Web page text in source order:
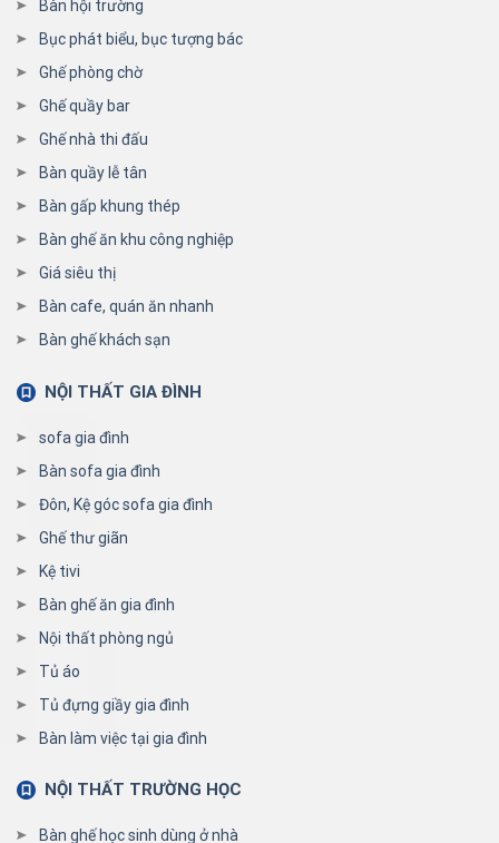
Bàn hội trường
Bục phát biểu, bục tượng bác
Ghế phòng chờ
Ghế quầy bar
Ghế nhà thi đấu
Bàn quầy lễ tân
Bàn gấp khung thép
Bàn ghế ăn khu công nghiệp
Giá siêu thị
Bàn cafe, quán ăn nhanh
Bàn ghế khách sạn
NỘI THẤT GIA ĐÌNH
sofa gia đình
Bàn sofa gia đình
Đôn, Kệ góc sofa gia đình
Ghế thư giãn
Kệ tivi
Bàn ghế ăn gia đình
Nội thất phòng ngủ
Tủ áo
Tủ đựng giầy gia đình
Bàn làm việc tại gia đình
NỘI THẤT TRƯỜNG HỌC
Bàn ghế học sinh dùng ở nhà